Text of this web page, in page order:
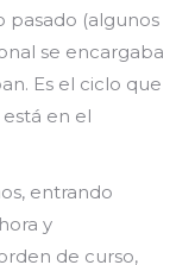
pasado (algunos
se encargaba
Es el ciclo que
en el
entrando
y
de curso,